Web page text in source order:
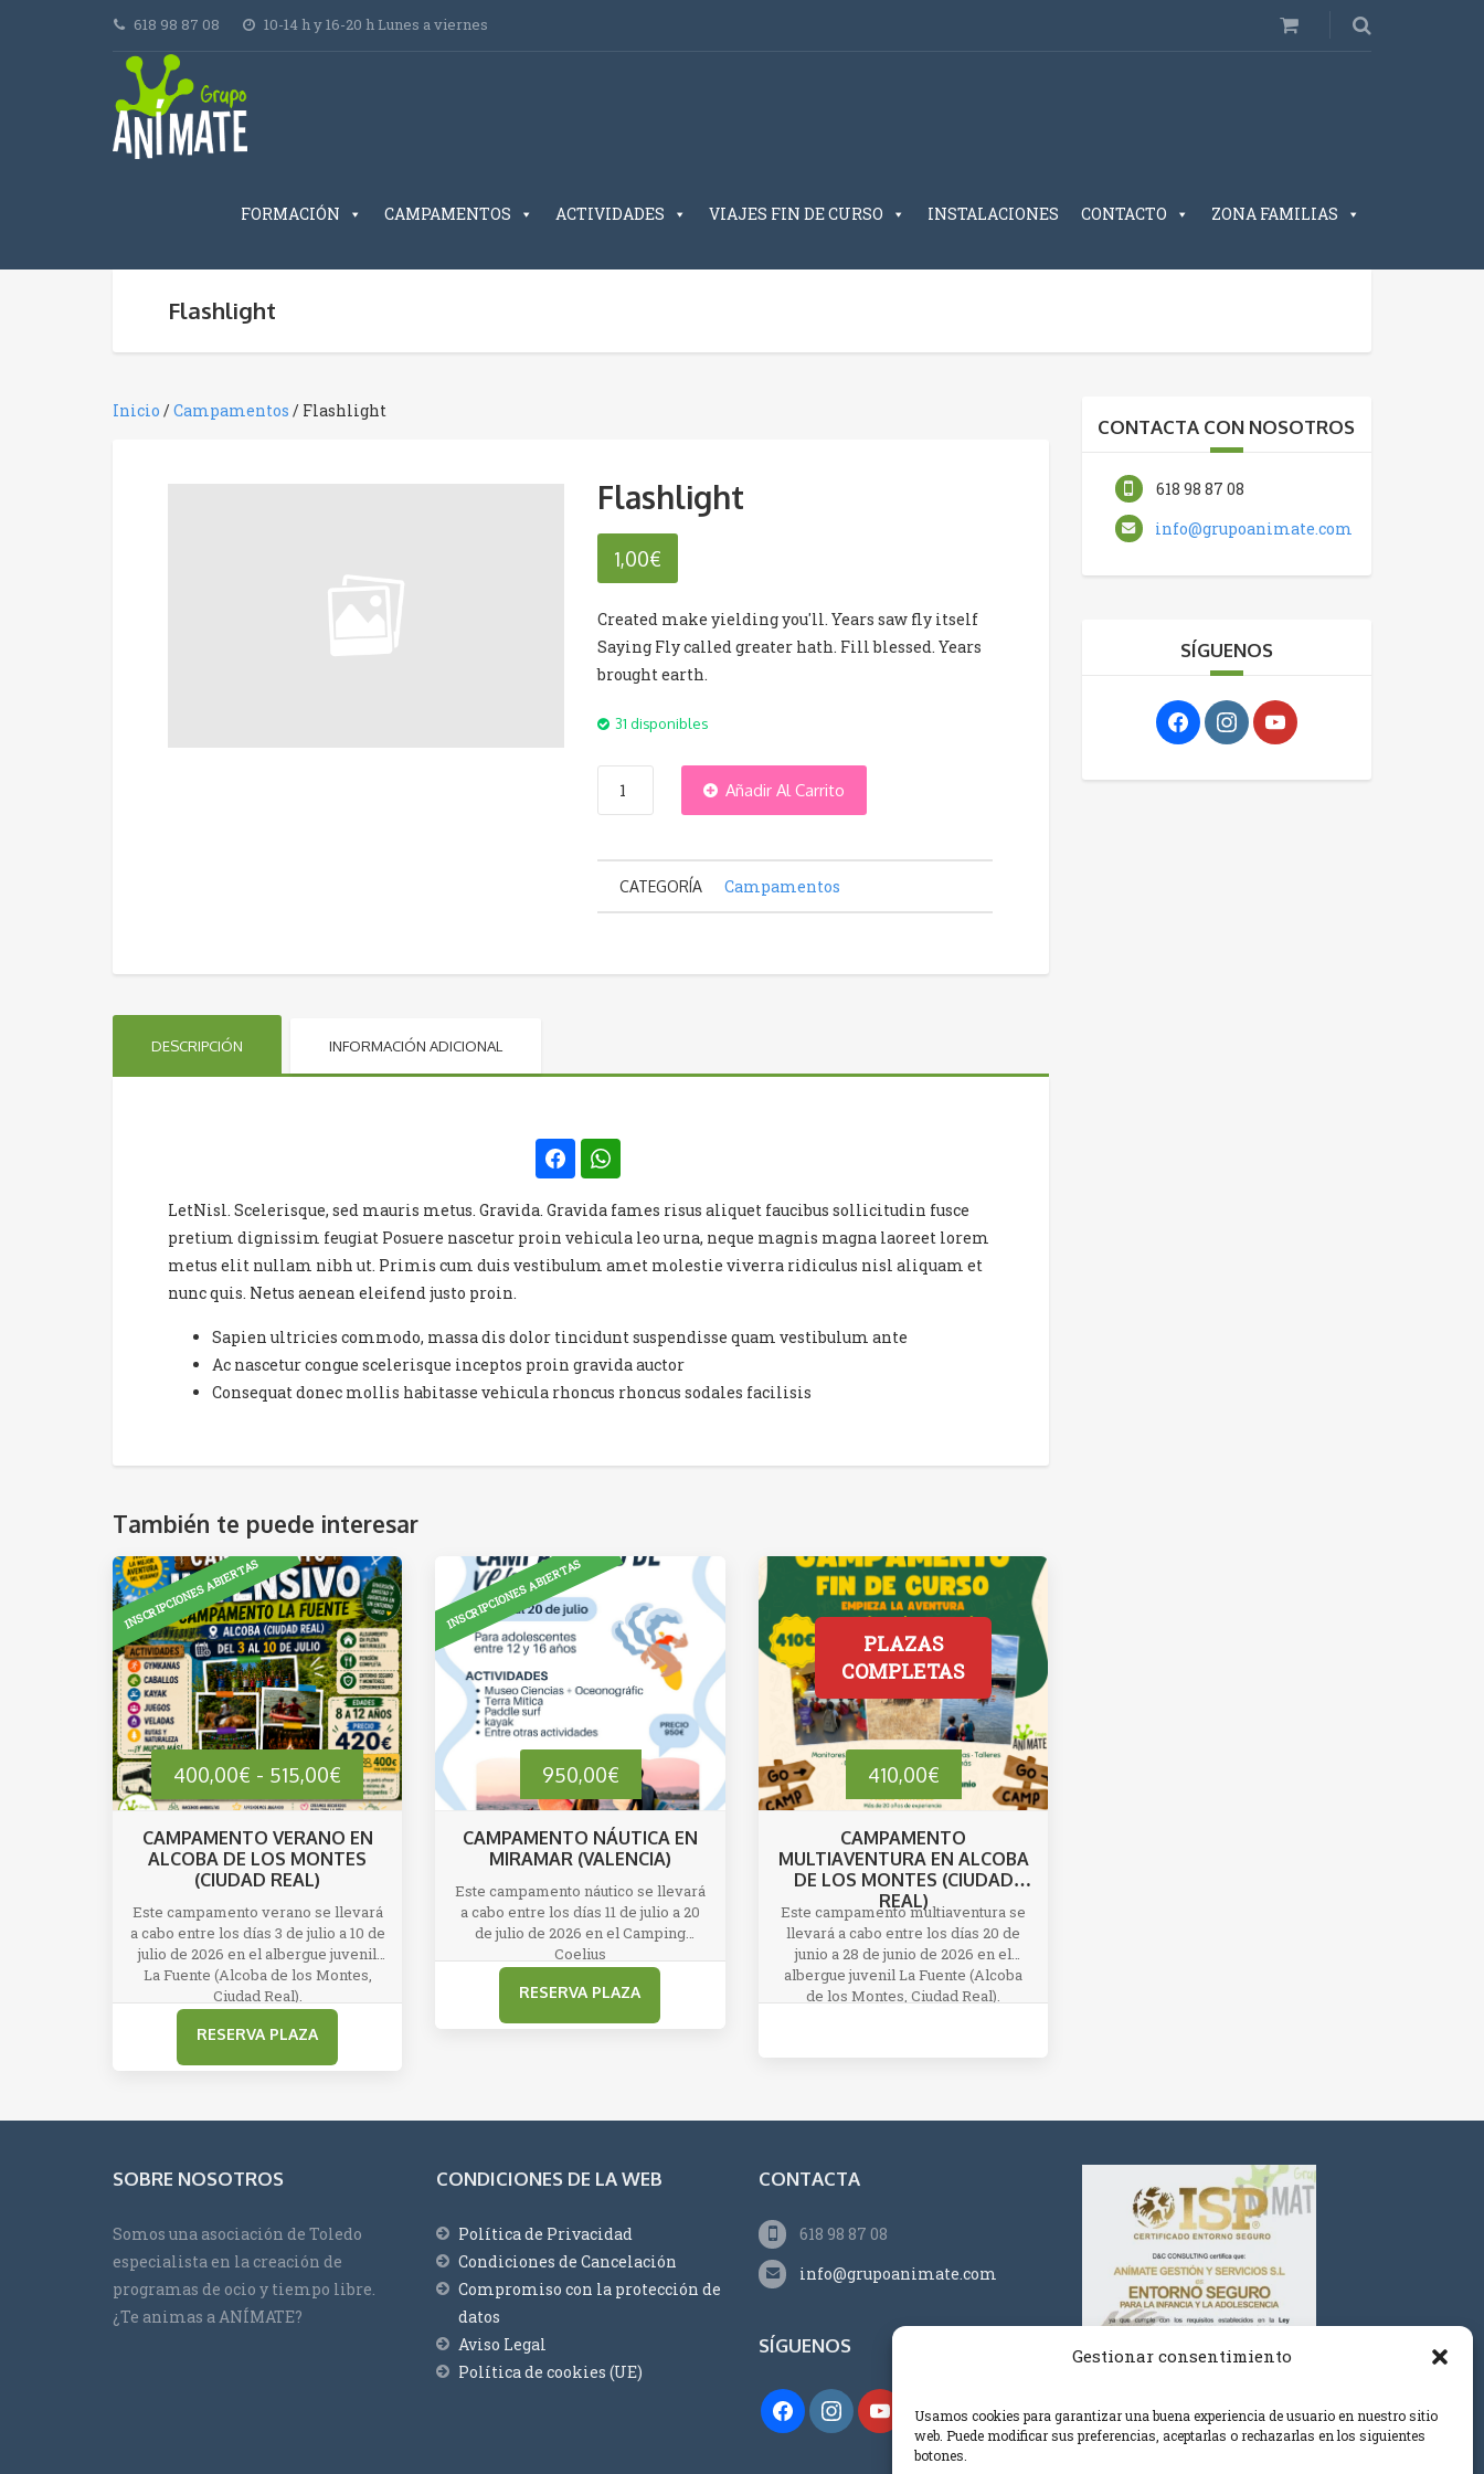
Gestionar consentimiento
Usamos cookies para garantizar una buena experiencia de usuario en nuestro sitio
web. Puede modificar sus preferencias, aceptarlas o rechazarlas en los siguientes
botones.
618 98 87 08 10-14 h y 16-20 h Lunes a viernes
FORMACIÓN CAMPAMENTOS ACTIVIDADES VIAJES FIN DE CURSO INSTALACIONES CONTACTO ZONA FAMILIAS
Flashlight
Inicio / Campamentos / Flashlight
Flashlight
1,00€
Created make yielding you'll. Years saw fly itself
Saying Fly called greater hath. Fill blessed. Years
brought earth.
31 disponibles
Flashlight Añadir Al Carrito
CATEGORÍA Campamentos
DESCRIPCIÓN INFORMACIÓN ADICIONAL
LetNisl. Scelerisque, sed mauris metus. Gravida. Gravida fames risus aliquet faucibus sollicitudin fusce
pretium dignissim feugiat Posuere nascetur proin vehicula leo urna, neque magnis magna laoreet lorem
metus elit nullam nibh ut. Primis cum duis vestibulum amet molestie viverra ridiculus nisl aliquam et
nunc quis. Netus aenean eleifend justo proin.
Sapien ultricies commodo, massa dis dolor tincidunt suspendisse quam vestibulum ante
Ac nascetur congue scelerisque inceptos proin gravida auctor
Consequat donec mollis habitasse vehicula rhoncus rhoncus sodales facilisis
También te puede interesar
400,00€ - 515,00€ Rango
precios:
desde
400,00€
CAMPAMENTO VERANO EN
ALCOBA DE LOS MONTES
(CIUDAD REAL)
Este campamento verano se llevará
a cabo entre los días 3 de julio a 10 de
julio de 2026 en el albergue juvenil
La Fuente (Alcoba de los Montes,
Ciudad Real).
950,00€
CAMPAMENTO NÁUTICA EN
MIRAMAR (VALENCIA)
Este campamento náutico se llevará
a cabo entre los días 11 de julio a 20
de julio de 2026 en el Camping
Coelius
410,00€
CAMPAMENTO
MULTIAVENTURA EN ALCOBA
DE LOS MONTES (CIUDAD
REAL)
Este campamento multiaventura se
llevará a cabo entre los días 20 de
junio a 28 de junio de 2026 en el
albergue juvenil La Fuente (Alcoba
de los Montes, Ciudad Real).
CONTACTA CON NOSOTROS
618 98 87 08
info@grupoanimate.com
SÍGUENOS
SOBRE NOSOTROS
Somos una asociación de Toledo
especialista en la creación de
programas de ocio y tiempo libre.
¿Te animas a ANÍMATE?
CONDICIONES DE LA WEB
Política de Privacidad
Condiciones de Cancelación
Compromiso con la protección de
datos
Aviso Legal
Política de cookies (UE)
CONTACTA
618 98 87 08
info@grupoanimate.com
SÍGUENOS